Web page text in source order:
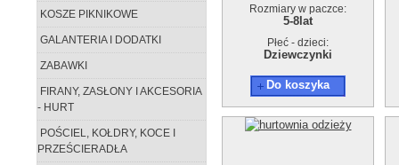
KOSZE PIKNIKOWE
GALANTERIA I DODATKI
ZABAWKI
FIRANY, ZASŁONY I AKCESORIA
- HURT
POŚCIEL, KOŁDRY, KOCE I
PRZEŚCIERADŁA
Rozmiary w paczce:
5-8lat
Płeć - dzieci:
Dziewczynki
Do koszyka